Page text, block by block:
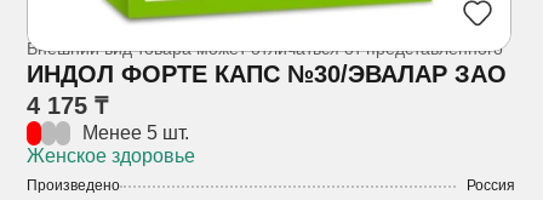
Внешний вид товара может отличаться от представленного
ИНДОЛ ФОРТЕ КАПС №30/ЭВАЛАР ЗАО
4 175 ₸
Менее 5 шт.
Женское здоровье
Произведено Россия